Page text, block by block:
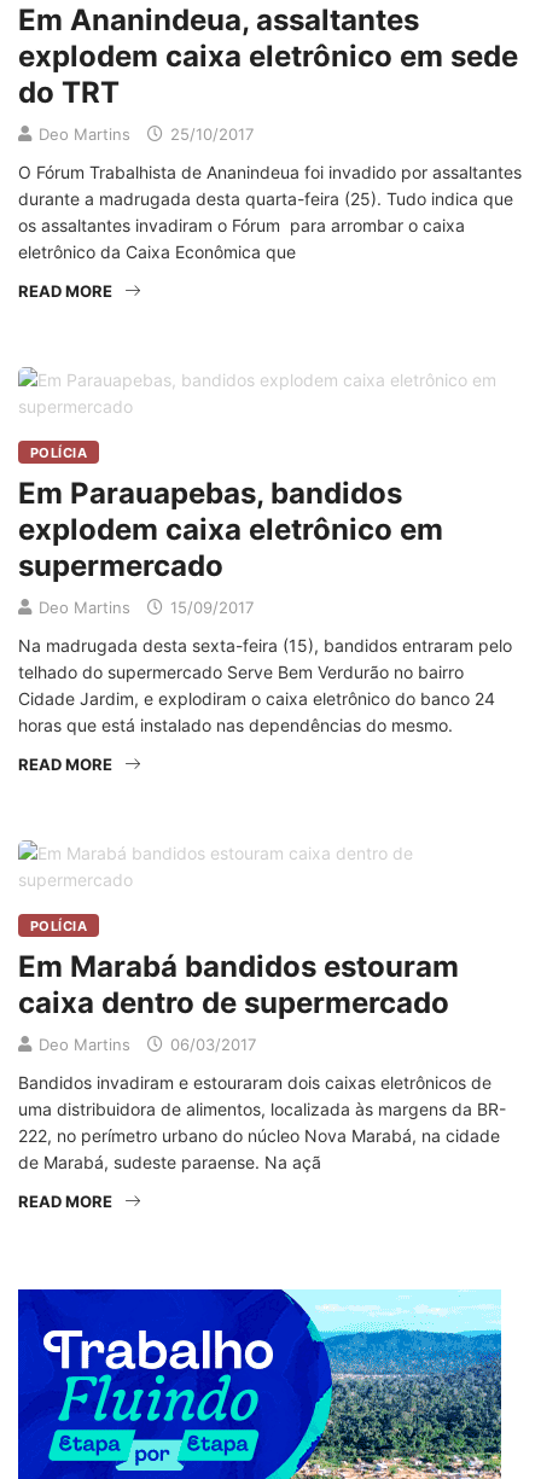
Em Ananindeua, assaltantes
explodem caixa eletrônico em sede
do TRT
Deo Martins 25/10/2017
O Fórum Trabalhista de Ananindeua foi invadido por assaltantes
durante a madrugada desta quarta-feira (25). Tudo indica que
os assaltantes invadiram o Fórum para arrombar o caixa
eletrônico da Caixa Econômica que
READ MORE
POLÍCIA
Em Parauapebas, bandidos
explodem caixa eletrônico em
supermercado
Deo Martins 15/09/2017
Na madrugada desta sexta-feira (15), bandidos entraram pelo
telhado do supermercado Serve Bem Verdurão no bairro
Cidade Jardim, e explodiram o caixa eletrônico do banco 24
horas que está instalado nas dependências do mesmo.
READ MORE
POLÍCIA
Em Marabá bandidos estouram
caixa dentro de supermercado
Deo Martins 06/03/2017
Bandidos invadiram e estouraram dois caixas eletrônicos de
uma distribuidora de alimentos, localizada às margens da BR-
222, no perímetro urbano do núcleo Nova Marabá, na cidade
de Marabá, sudeste paraense. Na açã
READ MORE